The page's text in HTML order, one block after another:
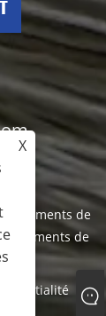
- Filaments de
filaments de
X